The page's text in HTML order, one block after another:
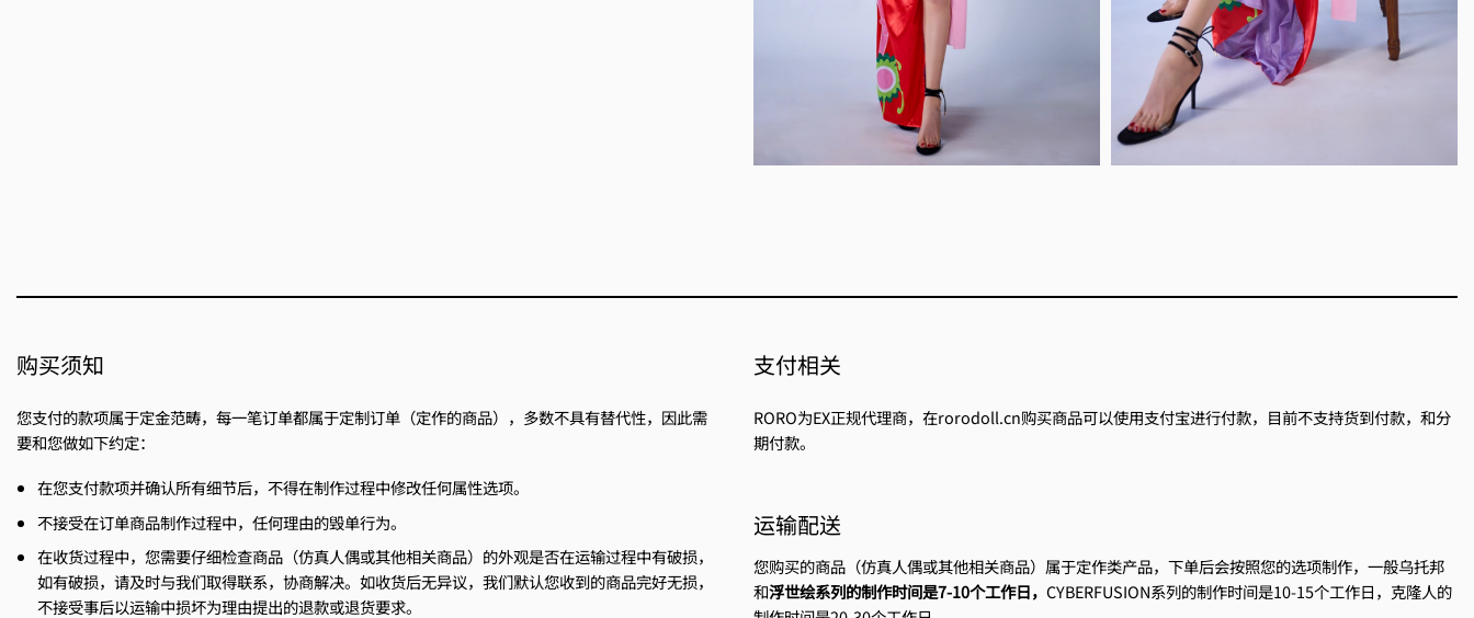
购买须知
您支付的款项属于定金范畴，每一笔订单都属于定制订单（定作的商品），多数不具有替代性，因此需
要和您做如下约定：
在您支付款项并确认所有细节后，不得在制作过程中修改任何属性选项。
不接受在订单商品制作过程中，任何理由的毁单行为。
在收货过程中，您需要仔细检查商品（仿真人偶或其他相关商品）的外观是否在运输过程中有破损，
如有破损，请及时与我们取得联系，协商解决。如收货后无异议，我们默认您收到的商品完好无损，
不接受事后以运输中损坏为理由提出的退款或退货要求。
支付相关
RORO为EX正规代理商，在rorodoll.cn购买商品可以使用支付宝进行付款，目前不支持货到付款，和分
期付款。
运输配送
您购买的商品（仿真人偶或其他相关商品）属于定作类产品，下单后会按照您的选项制作，一般乌托邦
和浮世绘系列的制作时间是7-10个工作日， CYBERFUSION系列的制作时间是10-15个工作日，克隆人的